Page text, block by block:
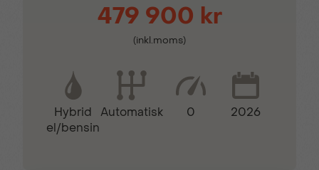
Kollisionsvarnare LED bakljus
Läderklädd
multifunktionsratt
Motoriserad handsfree
baklucka
Mörktonade bakrutor
479 900 kr
(inkl.moms)
Hybrid
el/bensin
Automatisk 0 2026